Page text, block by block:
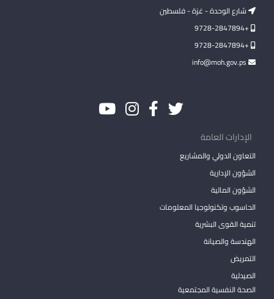
شارع الوحدة - غزة - فلسطين
+9728-2847894
+9728-2847894
الإدارات العامة
التعاون الدولي والمشاريع
الشؤون الإدارية
الشؤون المالية
الحاسوب وتكنولوجيا المعلومات
تنمية القوى البشرية
الهندسة والصيانة
التمريض
الصيدلية
الصحة النفسية المجتمعية